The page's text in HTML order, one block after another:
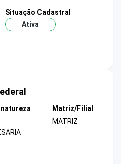
Situação Cadastral
Ativa
Matriz/Filial
MATRIZ